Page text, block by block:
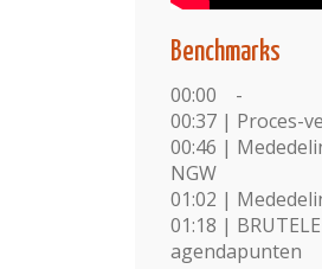
Benchmarks
00:00 -
00:37 | Proces-
00:46 |
NGW
01:02 |
01:18 |
agendapunten